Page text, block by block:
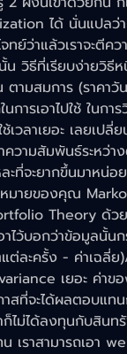
ได้ นั่นแปล
ทย์ว่าแล้วเราจะตี
วิธีที่เรียบง่ายวิธี
ตามสมการ (ราคาวั
การเอาไปใช้ ใน
วลาเยอะ เลยเปลี่
ความสัมพันธ์ระหว่
ะที่จะยากขึ้นมาหน่อ
มายของคุณ
Theory ด้ว
ไว้บอกว่าข้อมูลนั้น
ต่ละครั้ง - ค่าเฉลี่
เยอะ ค่าข
สที่จะได้ผลตอบแท
ก็ไม่ได้ลงทุนกับสิน
เราสามารถเอ